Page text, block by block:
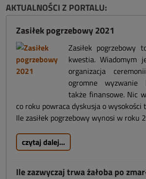
AKTUALNOŚCI Z PORTALU:
Zasiłek pogrzebowy 2021
Zasiłek pogrzebowy
kwestia. Wiadomym
organizacja
ogromne wyzwanie
także finansowe. Nic
co roku powraca dyskusja o wysokości
Ile zasiłek pogrzebowy wynosi w roku
czytaj dalej...
Ile zazwyczaj trwa żałoba po